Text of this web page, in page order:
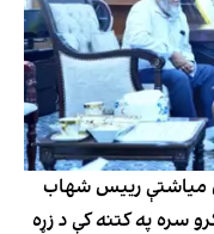
میاشتې رييس شهاب‌
سره په کتنه کې د زړه